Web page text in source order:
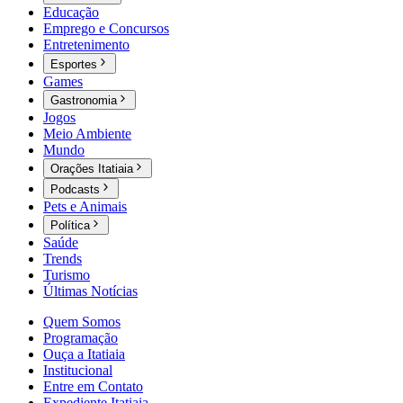
Educação
Emprego e Concursos
Entretenimento
Esportes
Games
Gastronomia
Jogos
Meio Ambiente
Mundo
Orações Itatiaia
Podcasts
Pets e Animais
Política
Saúde
Trends
Turismo
Últimas Notícias
Quem Somos
Programação
Ouça a Itatiaia
Institucional
Entre em Contato